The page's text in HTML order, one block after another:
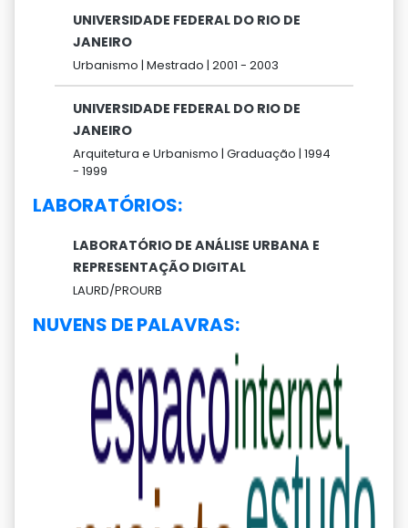
UNIVERSIDADE FEDERAL DO RIO DE
JANEIRO
Urbanismo | Mestrado | 2001 - 2003
UNIVERSIDADE FEDERAL DO RIO DE
JANEIRO
Arquitetura e Urbanismo | Graduação | 1994
- 1999
LABORATÓRIOS:
LABORATÓRIO DE ANÁLISE URBANA E
REPRESENTAÇÃO DIGITAL
LAURD/PROURB
NUVENS DE PALAVRAS: